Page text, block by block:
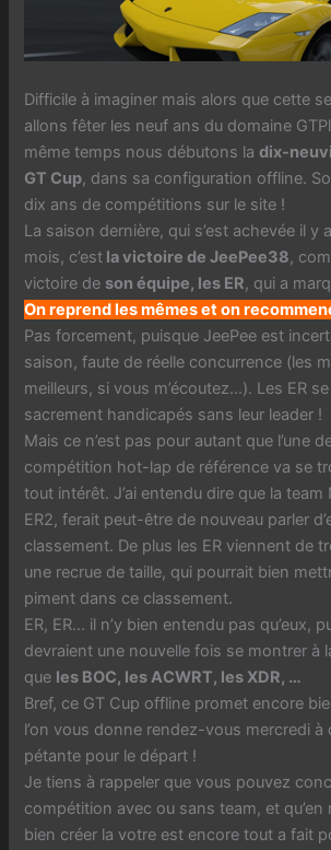
Difficile à imaginer mais alors que cette
allons fêter les neuf ans du domaine
même temps nous débutons ladix-
GT Cup, dans sa configuration offline.
dix ans de compétitions sur le site !
La saison dernière, qui s’est achevée il y
mois, c’est la victoire de JeePee38,
victoire de son équipe, les ER, qui a
On reprend les mêmes et on
Pas forcement, puisque JeePee est
saison, faute de réelle concurrence (les
meilleurs, si vous m’écoutez…). Les ER
sacrement handicapés sans leur leader !
Mais ce n’est pas pour autant que l’une
compétition hot-lap de référence va se
tout intérêt. J’ai entendu dire que la team
ER2, ferait peut-être de nouveau parler
classement. De plus les ER viennent de
une recrue de taille, qui pourrait bien
piment dans ce classement.
ER, ER… il n’y bien entendu pas qu’eux,
devraient une nouvelle fois se montrer à
que les BOC, les ACWRT, les XDR, …
Bref, ce GT Cup offline promet encore
l’on vous donne rendez-vous mercredi à
pétante pour le départ !
Je tiens à rappeler que vous pouvez
compétition avec ou sans team, et qu’en
bien créer la votre est encore tout a fait